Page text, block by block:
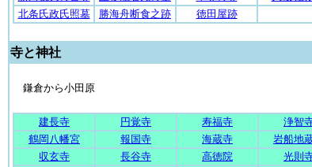
北条氏政氏照墓
勝海舟断食之跡 徳田屋跡
寺と神社
鎌倉から小田原
建長寺 円覚寺 寿福寺 浄智
鶴岡八幡宮
報国寺 海蔵寺 岩船地
収玄寺
長谷寺 高徳院 光則